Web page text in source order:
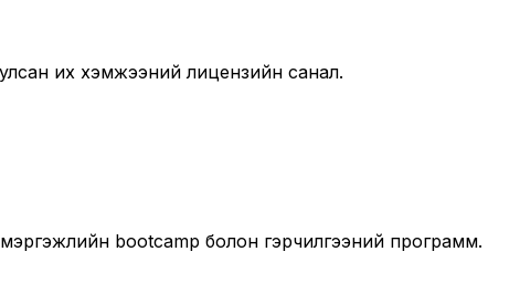
их хэмжээний лицензийн санал.
bootcamp болон гэрчилгээний программ.